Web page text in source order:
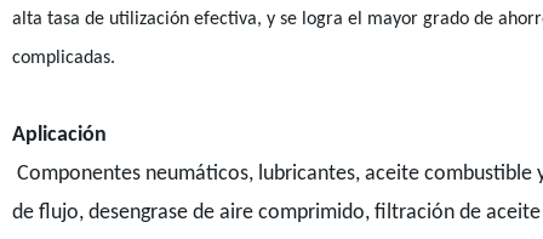
alta tasa de utilización efectiva, y se logra el mayor grado de
complicadas.
Aplicación
Componentes neumáticos, lubricantes, aceite
de flujo, desengrase de aire comprimido, filtración de